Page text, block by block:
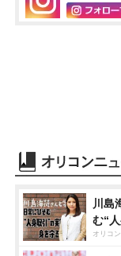
川島
む“
オリコ